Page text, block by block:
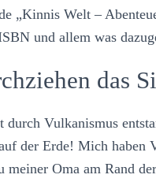
„Kinnis Welt –
und allem was
das
durch Vulkanismus
der Erde! Mich haben
meiner Oma am Rand